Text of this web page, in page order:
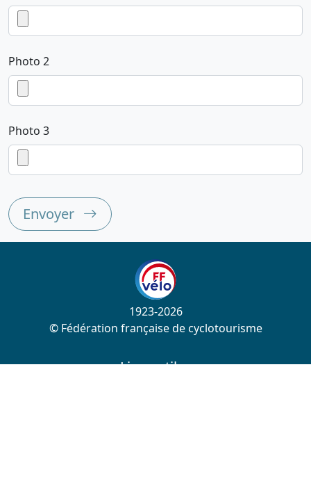
Photo 2
Photo 3
Envoyer
1923-2026
© Fédération française de cyclotourisme
Liens utiles